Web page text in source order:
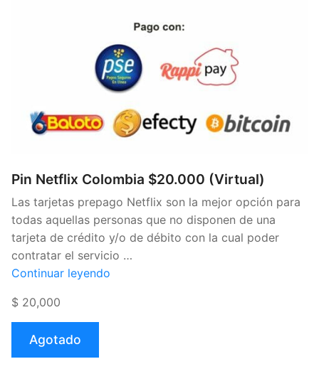
Pin Netflix Colombia $20.000 (Virtual)
Las tarjetas prepago Netflix son la mejor opción para
todas aquellas personas que no disponen de una
tarjeta de crédito y/o de débito con la cual poder
contratar el servicio …
Continuar leyendo
$ 20,000
Agotado